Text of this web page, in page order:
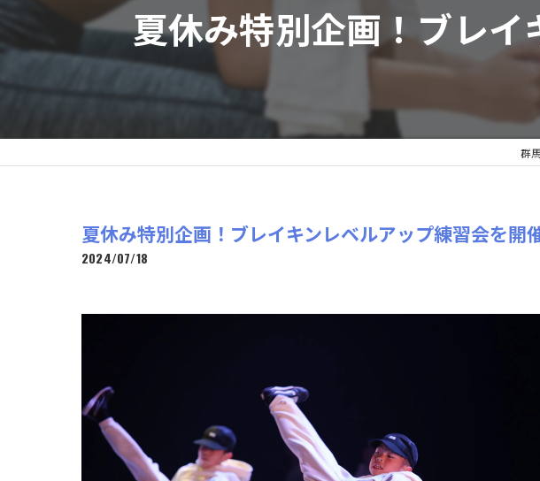
夏休み特別企画！ブレイ
群
夏休み特別企画！ブレイキンレベルアップ練習会を開
2024/07/18